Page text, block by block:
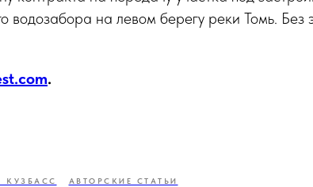
водозабора на левом берегу реки Томь. Без
.
КУЗБАСС АВТОРСКИЕ СТАТЬИ